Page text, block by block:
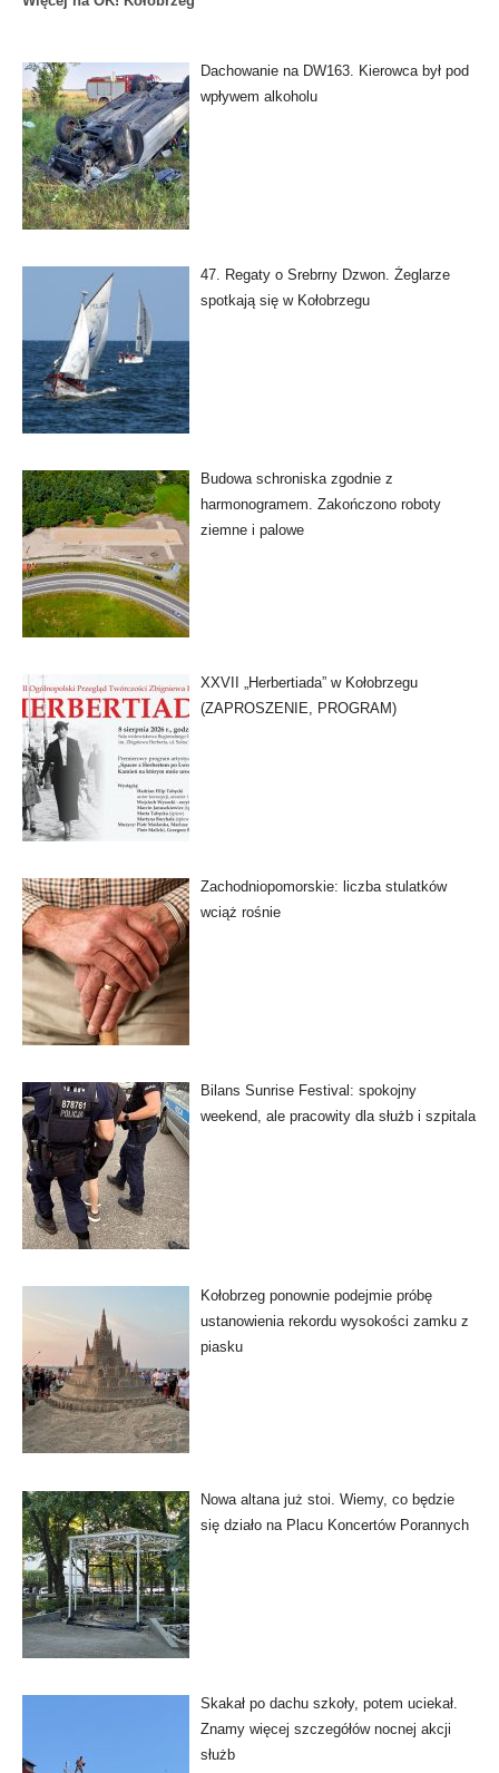
Dachowanie na DW163. Kierowca był pod
wpływem alkoholu
47. Regaty o Srebrny Dzwon. Żeglarze
spotkają się w Kołobrzegu
Budowa schroniska zgodnie z
harmonogramem. Zakończono roboty
ziemne i palowe
XXVII „Herbertiada” w Kołobrzegu
(ZAPROSZENIE, PROGRAM)
Zachodniopomorskie: liczba stulatków
wciąż rośnie
Bilans Sunrise Festival: spokojny
weekend, ale pracowity dla służb i szpitala
Kołobrzeg ponownie podejmie próbę
ustanowienia rekordu wysokości zamku z
piasku
Nowa altana już stoi. Wiemy, co będzie
się działo na Placu Koncertów Porannych
Skakał po dachu szkoły, potem uciekał.
Znamy więcej szczegółów nocnej akcji
służb